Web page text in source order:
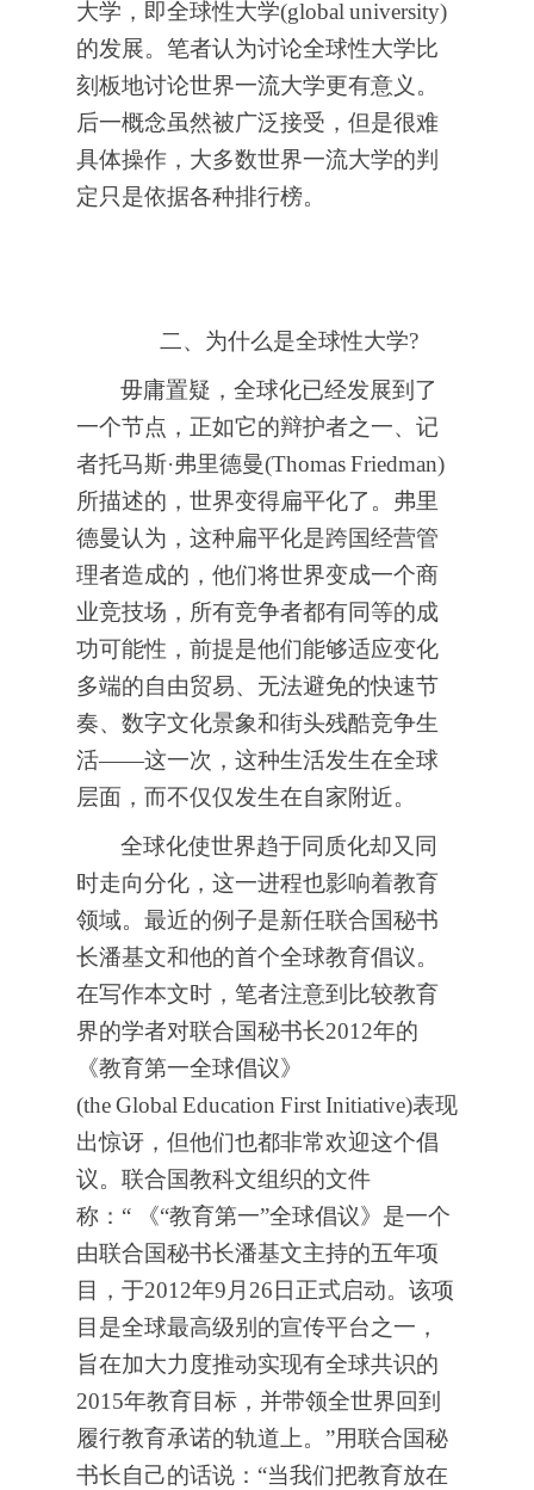
大学，即全球性大学(global university)
的发展。笔者认为讨论全球性大学比
刻板地讨论世界一流大学更有意义。
后一概念虽然被广泛接受，但是很难
具体操作，大多数世界一流大学的判
定只是依据各种排行榜。
二、为什么是全球性大学?
毋庸置疑，全球化已经发展到了
一个节点，正如它的辩护者之一、记
者托马斯·弗里德曼(ThomasFriedman)
所描述的，世界变得扁平化了。弗里
德曼认为，这种扁平化是跨国经营管
理者造成的，他们将世界变成一个商
业竞技场，所有竞争者都有同等的成
功可能性，前提是他们能够适应变化
多端的自由贸易、无法避免的快速节
奏、数字文化景象和街头残酷竞争生
活——这一次，这种生活发生在全球
层面，而不仅仅发生在自家附近。
全球化使世界趋于同质化却又同
时走向分化，这一进程也影响着教育
领域。最近的例子是新任联合国秘书
长潘基文和他的首个全球教育倡议。
在写作本文时，笔者注意到比较教育
界的学者对联合国秘书长2012年的
《教育第一全球倡议》
(theGlobal Education FirstInitiative)表现
出惊讶，但他们也都非常欢迎这个倡
议。联合国教科文组织的文件
称：“ 《“教育第一”全球倡议》是一个
由联合国秘书长潘基文主持的五年项
目，于2012年9月26日正式启动。该项
目是全球最高级别的宣传平台之一，
旨在加大力度推动实现有全球共识的
2015年教育目标，并带领全世界回到
履行教育承诺的轨道上。”用联合国秘
书长自己的话说：“当我们把教育放在